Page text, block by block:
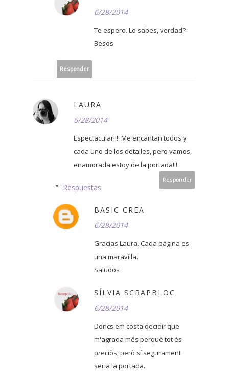
6/28/2014
Te espero. Lo sabes, verdad?
Besos
Responder
LAURA
6/28/2014
Espectacular!!!! Me encantan todos y
cada uno de los detalles, pero vamos,
enamorada estoy de la portada!!!
Responder
Respuestas
BASIC CREA
6/28/2014
Gracias Laura. Cada página es
una maravilla.
Saludos
SÍLVIA SCRAPBLOC
6/28/2014
Doncs em costa decidir que
m'agrada mês perquè tot és
preciòs, però sí segurament
seria la portada.